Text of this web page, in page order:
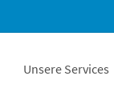
Unsere Services